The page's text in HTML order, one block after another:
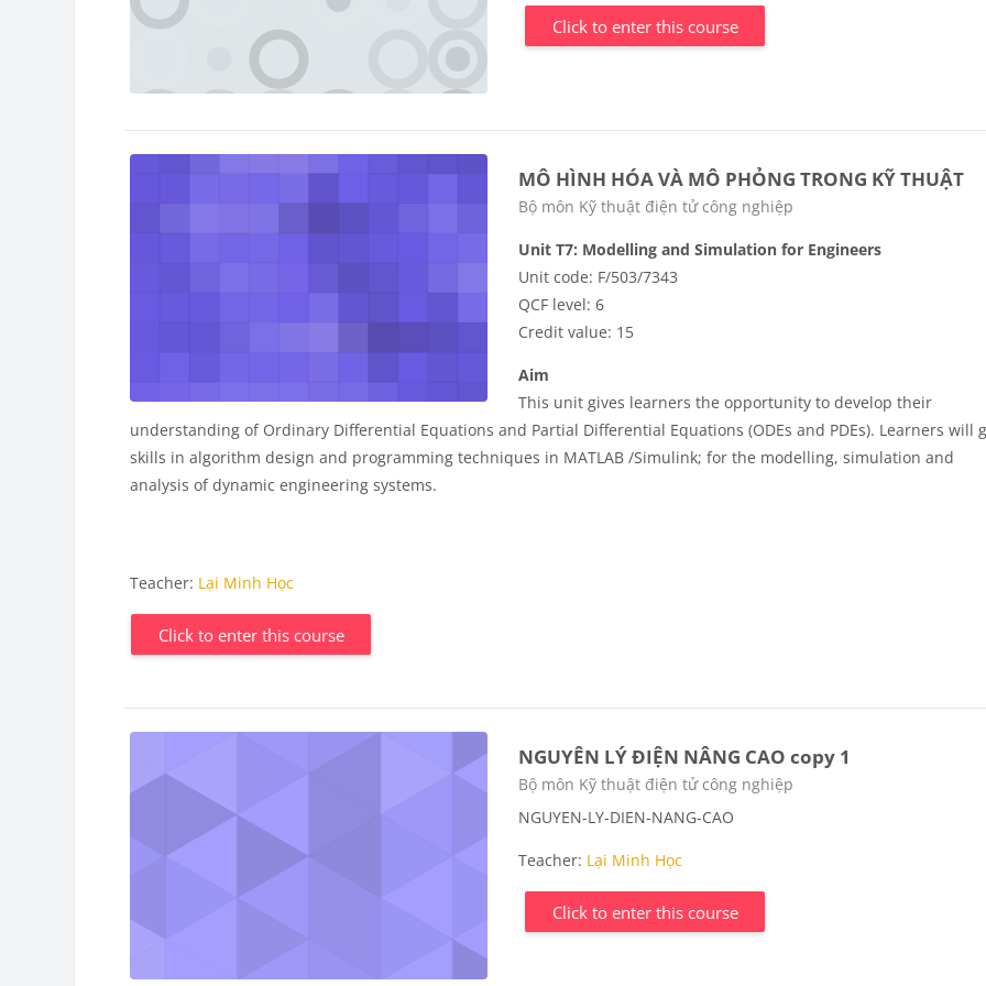
Click to enter this course
MÔ HÌNH HÓA VÀ MÔ PHỎNG TRONG KỸ THUẬT
Course category
Bộ môn Kỹ thuật điện tử công nghiệp
Unit T7: Modelling and Simulation for Engineers
Unit code: F/503/7343
QCF level: 6
Credit value: 15
Aim
This unit gives learners the opportunity to develop their
understanding of Ordinary Differential Equations and Partial Differential Equations (ODEs and PDEs). Learners will
skills in algorithm design and programming techniques in MATLAB /Simulink; for the modelling, simulation and
analysis of dynamic engineering systems.
Teacher: Lại Minh Học
Click to enter this course
NGUYÊN LÝ ĐIỆN NÂNG CAO copy 1
Course category
Bộ môn Kỹ thuật điện tử công nghiệp
NGUYEN-LY-DIEN-NANG-CAO
Teacher: Lại Minh Học
Click to enter this course